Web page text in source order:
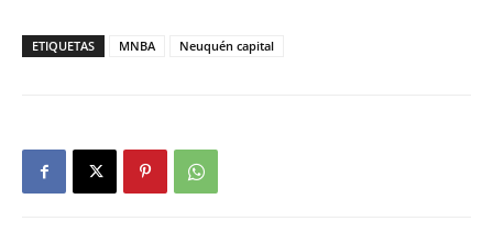
ETIQUETAS MNBA Neuquén capital